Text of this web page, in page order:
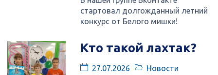
стартовал долгожданный летний
конкурс от Белого мишки!
Кто такой лахтак?
27.07.2026
Новости